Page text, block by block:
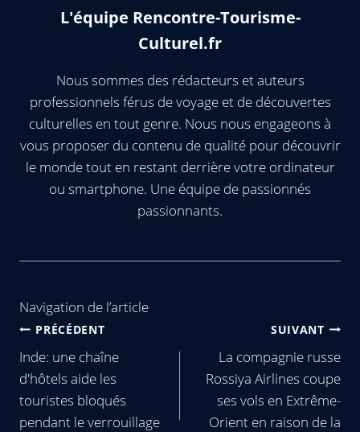
L'équipe Rencontre-Tourisme-
Culturel.fr
Nous sommes des rédacteurs et auteurs
professionnels férus de voyage et de découvertes
culturelles en tout genre. Nous nous engageons à
vous proposer du contenu de qualité pour découvrir
le monde tout en restant derrière votre ordinateur
ou smartphone. Une équipe de passionnés
passionnants.
Navigation de l’article
PRÉCÉDENT
Inde: une chaîne
d'hôtels aide les
touristes bloqués
pendant le verrouillage
SUIVANT
La compagnie russe
Rossiya Airlines coupe
ses vols en Extrême-
Orient en raison de la